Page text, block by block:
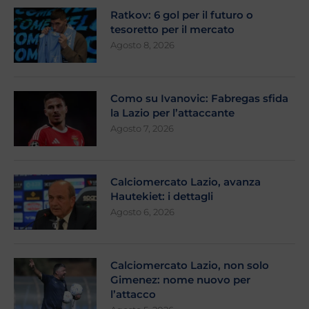
Ratkov: 6 gol per il futuro o
tesoretto per il mercato
Agosto 8, 2026
Como su Ivanovic: Fabregas sfida
la Lazio per l’attaccante
Agosto 7, 2026
Calciomercato Lazio, avanza
Hautekiet: i dettagli
Agosto 6, 2026
Calciomercato Lazio, non solo
Gimenez: nome nuovo per
l’attacco